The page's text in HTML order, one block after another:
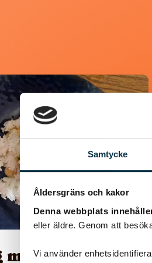
Samtycke
Åldersgräns och kakor
Denna webbplats
eller äldre. Genom att
Vi använder
paprika